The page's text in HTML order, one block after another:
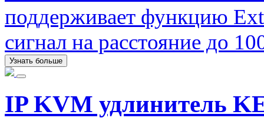
поддерживает функцию
сигнал на расстояние до
Узнать больше
IP KVM удлинитель